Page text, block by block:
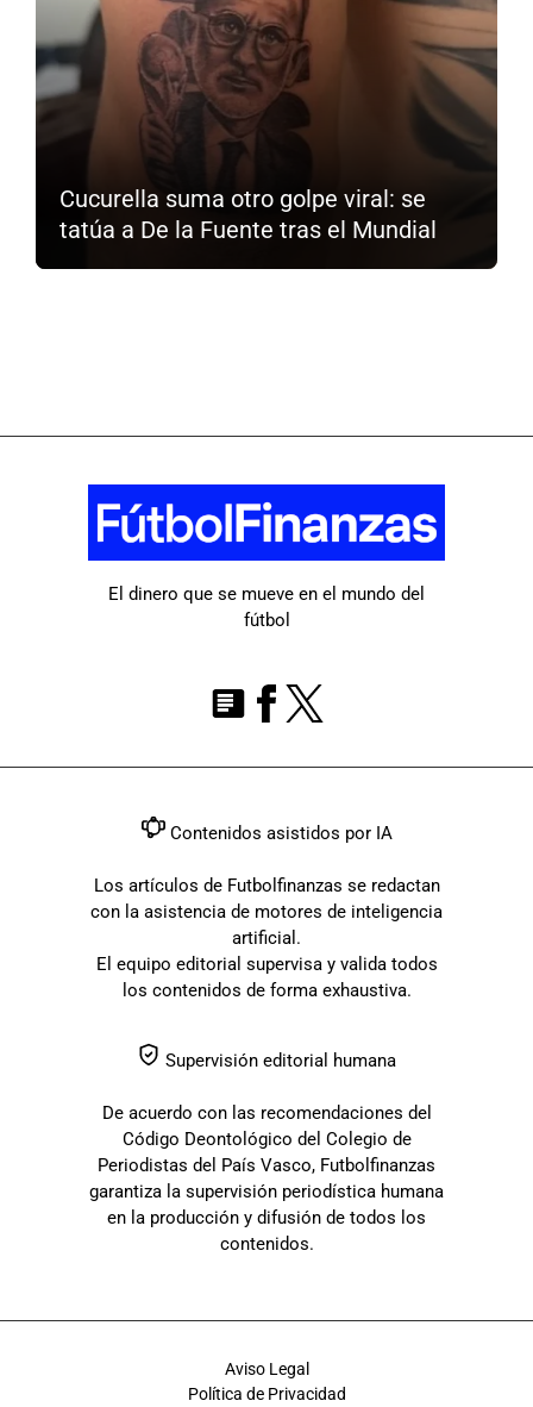
Cucurella suma otro golpe viral: se
tatúa a De la Fuente tras el Mundial
El dinero que se mueve en el mundo del
fútbol
Contenidos asistidos por IA
Los artículos de Futbolfinanzas se redactan
con la asistencia de motores de inteligencia
artificial.
El equipo editorial supervisa y valida todos
los contenidos de forma exhaustiva.
Supervisión editorial humana
De acuerdo con las recomendaciones del
Código Deontológico del Colegio de
Periodistas del País Vasco, Futbolfinanzas
garantiza la supervisión periodística humana
en la producción y difusión de todos los
contenidos.
Aviso Legal
Política de Privacidad